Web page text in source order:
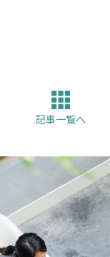
記事一覧へ